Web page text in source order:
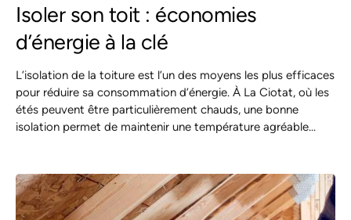
Isoler son toit : économies
d’énergie à la clé
L’isolation de la toiture est l’un des moyens les plus efficaces
pour réduire sa consommation d’énergie. À La Ciotat, où les
étés peuvent être particulièrement chauds, une bonne
isolation permet de maintenir une température agréable